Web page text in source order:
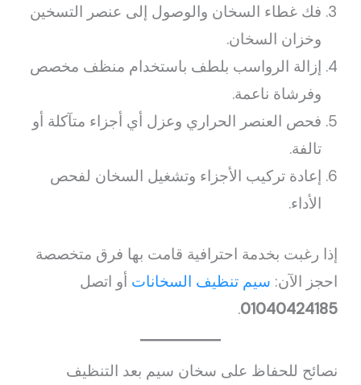
فك غطاء السخان والوصول إلى عنصر التسخين
وخزان السخان.
إزالة الرواسب بلطف باستخدام منظف مخصص
وفرشاة ناعمة.
فحص العنصر الحراري وعزل أي أجزاء متآكلة أو
تالفة.
إعادة تركيب الأجزاء وتشغيل السخان لفحص
الأداء.
إذا رغبت بخدمة احترافية قامت بها فرق متخصصة
احجز الآن: سيم تنظيف السخانات أو اتصل
01040424185
.
نصائح للحفاظ على سخان سيم بعد التنظيف